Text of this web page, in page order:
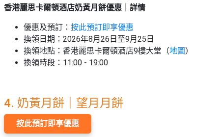
香港麗思卡爾頓酒店奶黃月餅優惠｜詳情
優惠及預訂： 按此預訂即享優惠
換領日期：2026年8月26日至9月25日
換領地點：香港麗思卡爾頓酒店9樓大堂（地圖 ）
換領時段：11:00 - 19:00
4. 奶黃月餅｜望月月餅
按此預訂即享優惠